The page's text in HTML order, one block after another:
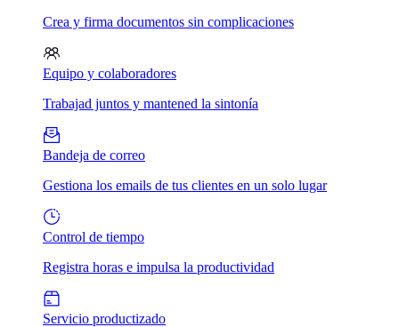
Crea y firma documentos sin complicaciones
Equipo y colaboradores
Trabajad juntos y mantened la sintonía
Bandeja de correo
Gestiona los emails de tus clientes en un solo lugar
Control de tiempo
Registra horas e impulsa la productividad
Servicio productizado